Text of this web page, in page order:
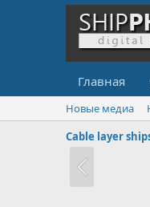
Главная
Новые медиа
Cable layer